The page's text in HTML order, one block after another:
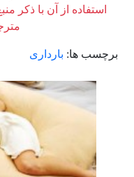
استفاده از آن با ذکر
برچسب ها: بارداری